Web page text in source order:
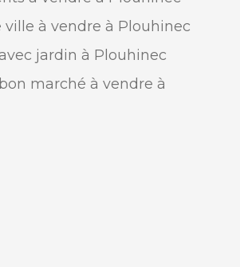
ville à vendre à Plouhinec
jardin à Plouhinec
marché à vendre à